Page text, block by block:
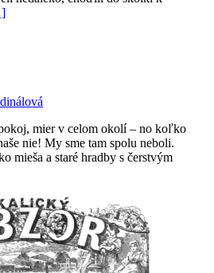
mier v celom okolí – no koľko
nie! My sme tam spolu neboli.
mieša a staré hradby s čerstvým